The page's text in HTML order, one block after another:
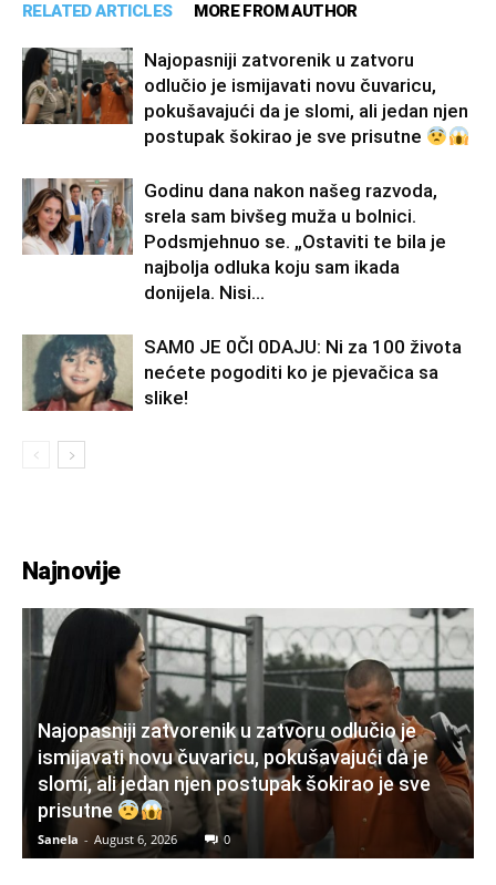
RELATED ARTICLES MORE FROM AUTHOR
Najopasniji zatvorenik u zatvoru
odlučio je ismijavati novu čuvaricu,
pokušavajući da je slomi, ali jedan njen
postupak šokirao je sve prisutne
Godinu dana nakon našeg razvoda,
srela sam bivšeg muža u bolnici.
Podsmjehnuo se. „Ostaviti te bila je
najbolja odluka koju sam ikada
donijela. Nisi...
SAM0 JE 0Čl 0DAJU: Ni za 100 života
nećete pogoditi ko je pjevačica sa
slike!
Najnovije
Najopasniji zatvorenik u zatvoru odlučio je
ismijavati novu čuvaricu, pokušavajući da je
slomi, ali jedan njen postupak šokirao je sve
prisutne
Sanela - August 6, 2026 0